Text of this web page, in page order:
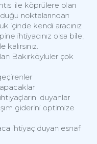
ile köprülere olan
noktalarından
içinde kendi aracınız
ihtiyacınız olsa bile,
Bakırköylüler çok
duyanlar
giderini optimize
ihtiyaç duyan esnaf